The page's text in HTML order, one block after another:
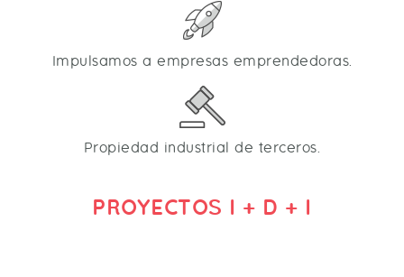
Impulsamos a empresas emprendedoras.
Propiedad industrial de terceros.
PROYECTOS I + D + I